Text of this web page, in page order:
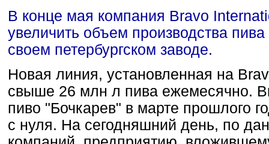
В конце мая компания Bravo
увеличить объем производства
своем петербургском заводе.
Новая линия, установленная на
свыше 26 млн л пива ежемесячно.
пиво "Бочкарев" в марте прошлого
с нуля. На сегодняшний день, по